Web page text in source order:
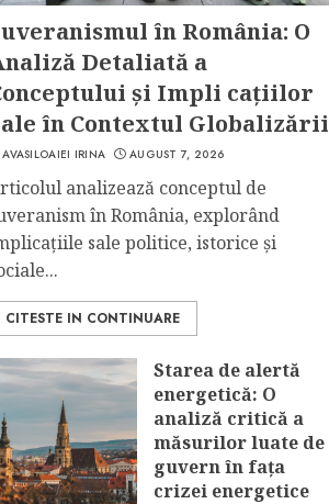
în România: O
Detaliată a
și Impli cațiilor
în Contextul Globalizării
AVASILOAIEI IRINA AUGUST 7, 2026
analizează conceptul de
în România, explorând
sale politice, istorice și
CITESTE IN CONTINUARE
Starea de alertă
energetică: O
analiză critică a
măsurilor luate de
guvern în fața
crizei energetice